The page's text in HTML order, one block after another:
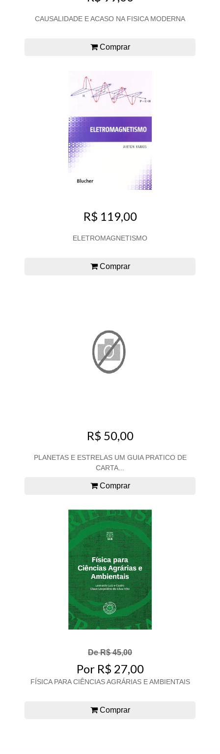
CAUSALIDADE E ACASO NA FISICA MODERNA
Comprar
R$ 119,00
ELETROMAGNETISMO
Comprar
R$ 50,00
PLANETAS E ESTRELAS UM GUIA PRATICO DE
CARTA...
Comprar
De R$ 45,00
Por R$ 27,00
FÍSICA PARA CIÊNCIAS AGRÁRIAS E AMBIENTAIS
Comprar